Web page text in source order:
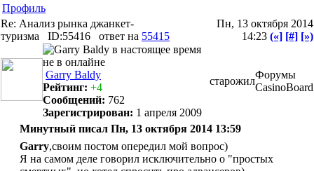
Профиль
Re: Анализ рынка джанкет-
туризма
ID:55416 ответ на 55415
Пн, 13 октября 2014
14:23 («] [#] [»)
Garry Baldy
Рейтинг: +4
Сообщений: 762
Зарегистрирован: 1 апреля 2009
старожил
Форумы
CasinoBoard
Минутный писал Пн, 13 октября 2014 13:59
Garry,своим постом опередил мой вопрос)
Я на самом деле говорил исключительно о "простых